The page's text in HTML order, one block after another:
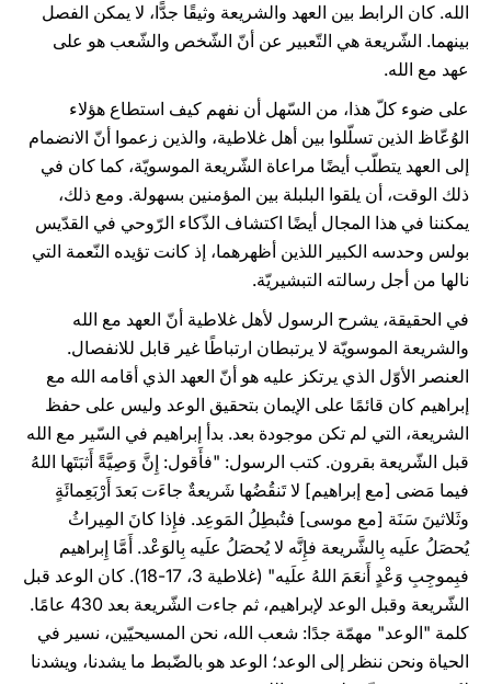
الله. كان الرابط بين العهد والشريعة وثيقًا جدًّا، لا يمكن الفصل
بينهما. الشّريعة هي التّعبير عن أنّ الشّخص والشّعب هو على
عهد مع الله.
على ضوء كلّ هذا، من السّهل أن نفهم كيف استطاع هؤلاء
الوُعّاظ الذين تسلّلوا بين أهل غلاطية، والذين زعموا أنّ الانضمام
إلى العهد يتطلّب أيضًا مراعاة الشّريعة الموسويّة، كما كان في
ذلك الوقت، أن يلقوا البلبلة بين المؤمنين بسهولة. ومع ذلك،
يمكننا في هذا المجال أيضًا اكتشاف الذّكاء الرّوحي في القدّيس
بولس وحدسه الكبير اللذين أظهرهما، إذ كانت تؤيده النّعمة التي
نالها من أجل رسالته التبشيريّة.
في الحقيقة، يشرح الرسول لأهل غلاطية أنّ العهد مع الله
والشريعة الموسويّة لا يرتبطان ارتباطًا غير قابل للانفصال.
العنصر الأوّل الذي يرتكز عليه هو أنّ العهد الذي أقامه الله مع
إبراهيم كان قائمًا على الإيمان بتحقيق الوعد وليس على حفظ
الشريعة، التي لم تكن موجودة بعد. بدأ إبراهيم في السّير مع الله
قبل الشّريعة بقرون. كتب الرسول: "فأَقول: إِنَّ وَصِيَّةً أَثبَتَها اللهُ
فيما مَضى [مع إبراهيم] لا تَنقُضُها شَريعةٌ جاءَت بَعدَ أَرْبَعِمائَةٍ
وثَلاثينَ سَنَة [مع موسى] فتُبطِلُ المَوعِد. فإِذا كانَ المِيراثُ
يُحصَلُ علَيه بِالشَّريعة فإِنَّه لا يُحصَلُ علَيه بِالوَعْد. أَمَّا إِبراهيم
فبِموجِبِ وَعْدٍ أَنعَمَ اللهُ علَيه" (غلاطية 3، 17-18). كان الوعد قبل
الشّريعة وقبل الوعد لإبراهيم، ثم جاءت الشّريعة بعد 430 عامًا.
كلمة "الوعد" مهمّة جدًا: شعب الله، نحن المسيحيّين، نسير في
الحياة ونحن ننظر إلى الوعد؛ الوعد هو بالضّبط ما يشدنا، ويشدنا